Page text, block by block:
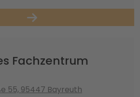
Fachzentrum
55, 95447 Bayreuth